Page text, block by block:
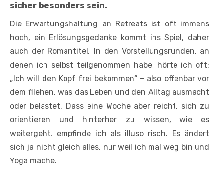
sicher besonders sein.
Die Erwartungshaltung an Retreats ist oft immens
hoch, ein Erlösungs­gedanke kommt ins Spiel, daher
auch der Romantitel. In den Vorstellungsrunden, an
denen ich selbst teilgenommen habe, hörte ich oft:
„Ich will den Kopf frei be­kommen“ – also offenbar vor
dem fliehen, was das Leben und den Alltag ausmacht
oder belastet. Dass eine Woche aber reicht, sich zu
orientieren und hinterher zu wissen, wie es
weitergeht, empfinde ich als illuso­ risch. Es ändert
sich ja nicht gleich alles, nur weil ich mal weg bin und
Yoga mache.